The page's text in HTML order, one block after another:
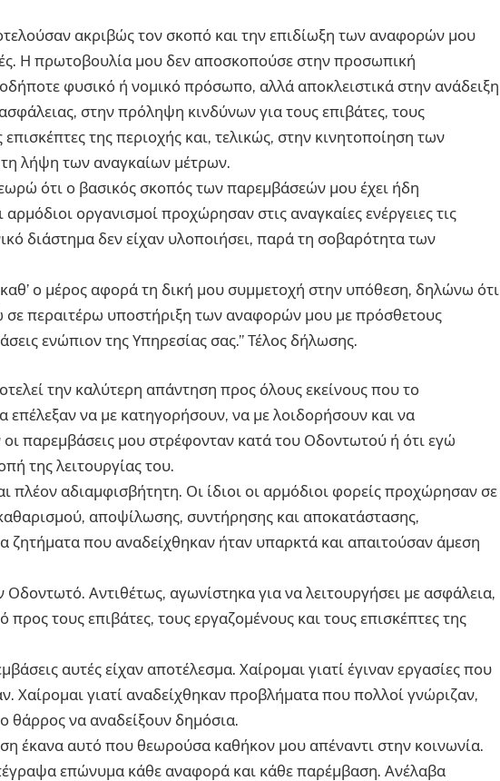
ακριβώς τον σκοπό και την επιδίωξη των αναφορών μου
Η πρωτοβουλία μου δεν αποσκοπούσε στην προσωπική
φυσικό ή νομικό πρόσωπο, αλλά αποκλειστικά στην ανάδειξη
στην πρόληψη κινδύνων για τους επιβάτες, τους
της περιοχής και, τελικώς, στην κινητοποίηση των
λήψη των αναγκαίων μέτρων.
ότι ο βασικός σκοπός των παρεμβάσεών μου έχει ήδη
αρμόδιοι οργανισμοί προχώρησαν στις αναγκαίες ενέργειες τις
διάστημα δεν είχαν υλοποιήσει, παρά τη σοβαρότητα των
καθ’ ο μέρος αφορά τη δική μου συμμετοχή στην υπόθεση, δηλώνω ότι
περαιτέρω υποστήριξη των αναφορών μου με πρόσθετους
ενώπιον της Υπηρεσίας σας.” Τέλος δήλωσης.
την καλύτερη απάντηση προς όλους εκείνους που το
επέλεξαν να με κατηγορήσουν, να με λοιδορήσουν και να
οι παρεμβάσεις μου στρέφονταν κατά του Οδοντωτού ή ότι εγώ
της λειτουργίας του.
πλέον αδιαμφισβήτητη. Οι ίδιοι οι αρμόδιοι φορείς προχώρησαν σε
αποψίλωσης, συντήρησης και αποκατάστασης,
ζητήματα που αναδείχθηκαν ήταν υπαρκτά και απαιτούσαν άμεση
Αντιθέτως, αγωνίστηκα για να λειτουργήσει με ασφάλεια,
προς τους επιβάτες, τους εργαζομένους και τους επισκέπτες της
αυτές είχαν αποτέλεσμα. Χαίρομαι γιατί έγιναν εργασίες που
Χαίρομαι γιατί αναδείχθηκαν προβλήματα που πολλοί γνώριζαν,
θάρρος να αναδείξουν δημόσια.
έκανα αυτό που θεωρούσα καθήκον μου απέναντι στην κοινωνία.
επώνυμα κάθε αναφορά και κάθε παρέμβαση. Ανέλαβα